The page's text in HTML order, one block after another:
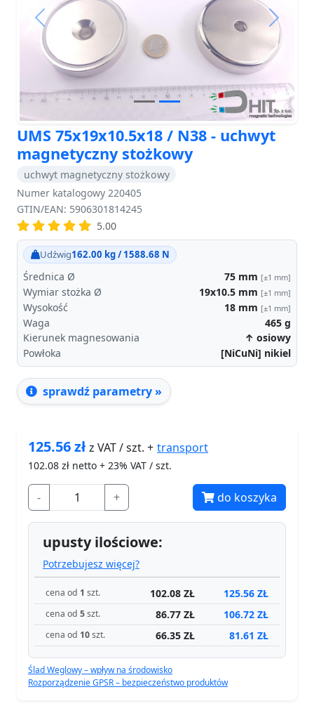
Previous Next
UMS 75x19x10.5x18 / N38 - uchwyt
magnetyczny stożkowy
uchwyt magnetyczny stożkowy
Numer katalogowy 220405
GTIN/EAN: 5906301814245
5.00
Udźwig162.00 kg / 1588.68 N
Średnica Ø 75 mm [±1 mm]
Wymiar stożka Ø 19x10.5 mm [±1 mm]
Wysokość 18 mm [±1 mm]
Waga 465 g
Kierunek magnesowania
↑ osiowy
Powłoka
[NiCuNi] nikiel
sprawdź parametry »
125.56złz VAT / szt. + transport
102.08 zł netto + 23% VAT / szt.
- + do koszyka
upusty ilościowe:
Potrzebujesz więcej?
cena od 1 szt. 102.08 ZŁ 125.56 ZŁ
cena od 5szt. 86.77 ZŁ 106.72 ZŁ
cena od 10szt. 66.35 ZŁ 81.61 ZŁ
Ślad Węglowy – wpływ na środowisko
Rozporządzenie GPSR – bezpieczeństwo produktów